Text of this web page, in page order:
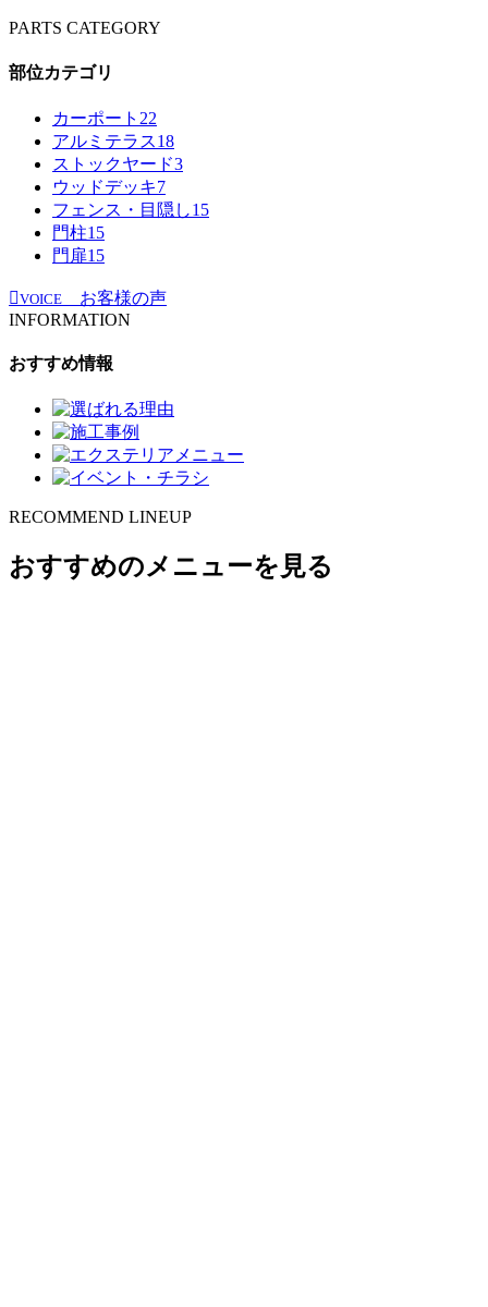
PARTS CATEGORY
部位カテゴリ
カーポート 22
アルミテラス18
ストックヤード3
ウッドデッキ7
フェンス・目隠し15
門柱15
門扉15
VOICE
お客様の声
INFORMATION
おすすめ情報
RECOMMEND LINEUP
おすすめのメニューを見る